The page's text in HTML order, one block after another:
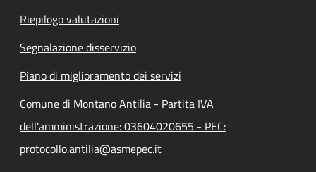
Riepilogo valutazioni
Segnalazione disservizio
Piano di miglioramento dei servizi
Comune di Montano Antilia - Partita IVA
dell'amministrazione: 03604020655 - PEC:
protocollo.antilia@asmepec.it